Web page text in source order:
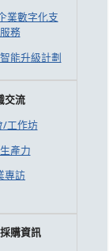
業數字化支
務
能升級計劃
交流
/工作坊
產力
專訪
購資訊